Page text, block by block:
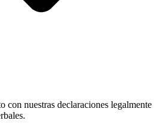
con nuestras declaraciones legalmente